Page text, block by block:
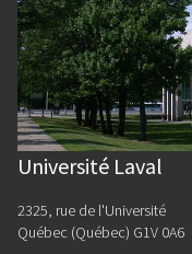
Université Laval
2325, rue de l'Université
Québec (Québec) G1V 0A6